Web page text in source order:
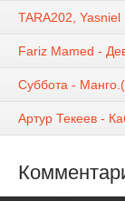
TARA202,
Fariz Mamed -
Суббота -
Артур Текеев -